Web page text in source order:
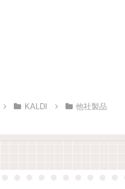
KALDI 他社製品